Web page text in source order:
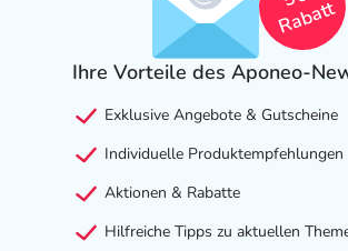
Rabatt
Ihre Vorteile des Aponeo-
Exklusive Angebote & Gutscheine
Individuelle Produktempfehlungen
Aktionen & Rabatte
Hilfreiche Tipps zu aktuellen